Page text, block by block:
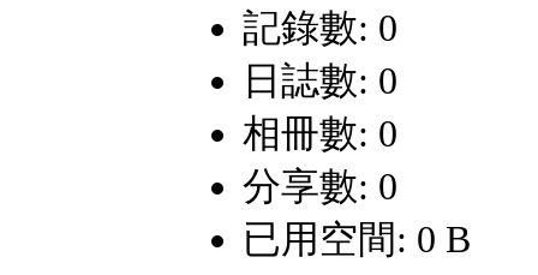
記錄數: 0
日誌數: 0
相冊數: 0
分享數: 0
已用空間: 0 B